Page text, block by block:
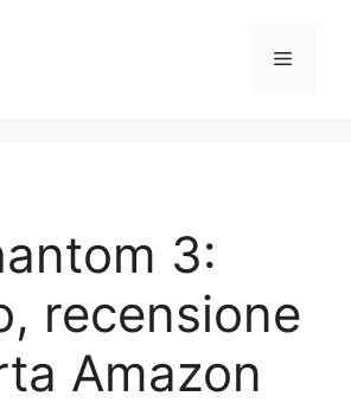
Menu
3:
recensione
Amazon